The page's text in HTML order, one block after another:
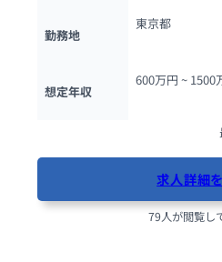
勤務地
東京都
想定年収
600万円 ~ 1500
求人詳細
79人が閲覧し